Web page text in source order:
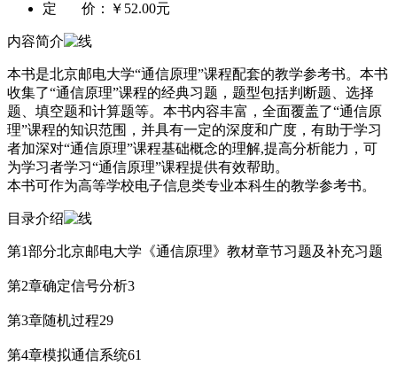
定 价：
￥52.00元
内容简介
本书是北京邮电大学“通信原理”课程配套的教学参考书。本书
收集了“通信原理”课程的经典习题，题型包括判断题、选择
题、填空题和计算题等。本书内容丰富，全面覆盖了“通信原
理”课程的知识范围，并具有一定的深度和广度，有助于学习
者加深对“通信原理”课程基础概念的理解,提高分析能力，可
为学习者学习“通信原理”课程提供有效帮助。
本书可作为高等学校电子信息类专业本科生的教学参考书。
目录介绍
第1部分北京邮电大学《通信原理》教材章节习题及补充习题
第2章确定信号分析3
第3章随机过程29
第4章模拟通信系统61